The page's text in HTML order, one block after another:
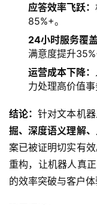
应答效率飞跃：
85%+。
24小时服务覆盖
满意度提升
运营成本下降：
力处理高价值事
结论：针对文本机
掘、深度语义理解
案已被证明切实有
重构，让机器人真
的效率突破与客户体